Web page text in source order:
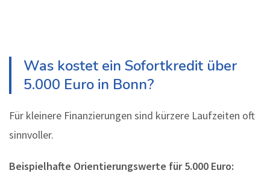
Was kostet ein Sofortkredit über
5.000 Euro in Bonn?
Für kleinere Finanzierungen sind kürzere Laufzeiten oft
sinnvoller.
Beispielhafte Orientierungswerte für 5.000 Euro: